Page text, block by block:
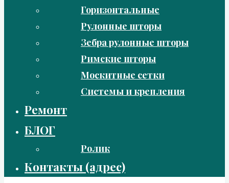
Горизонтальные
Рулонные шторы
Зебра рулонные шторы
Римские шторы
Москитные сетки
Системы и крепления
Ремонт
БЛОГ
Ролик
Контакты (адрес)